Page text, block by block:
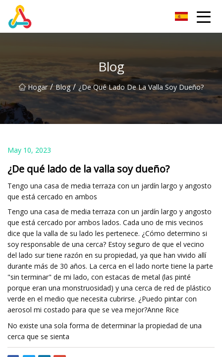
Blog
Hogar / Blog / ¿De Qué Lado De La Valla Soy Dueño?
May 10, 2023
¿De qué lado de la valla soy dueño?
Tengo una casa de media terraza con un jardín largo y angosto
que está cercado en ambos
Tengo una casa de media terraza con un jardín largo y angosto
que está cercado por ambos lados. Cada uno de mis vecinos
dice que la valla de su lado les pertenece. ¿Cómo determino si
soy responsable de una cerca? Estoy seguro de que el vecino
del lado sur tiene razón en su propiedad, ya que han vivido allí
durante más de 30 años. La cerca en el lado norte tiene la parte
"sin terminar" de mi lado, con estacas de metal (las pinté
porque eran una monstruosidad) y una cerca de red de plástico
verde en el medio que necesita cubrirse. ¿Puedo pintar con
aerosol mi costado para que se vea mejor?Anne Rice
No existe una sola forma de determinar la propiedad de una
cerca que se sienta